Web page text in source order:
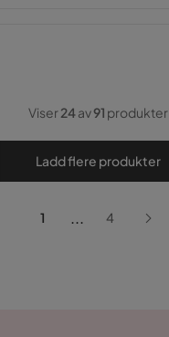
Viser24av91 produkter
Ladd flere produkter
1 ... 4